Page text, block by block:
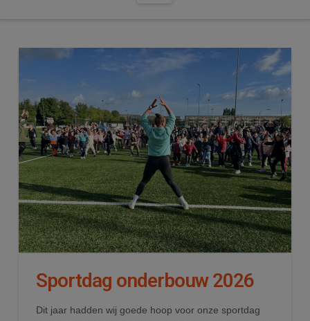
Sportdag onderbouw 2026
Dit jaar hadden wij goede hoop voor onze sportdag